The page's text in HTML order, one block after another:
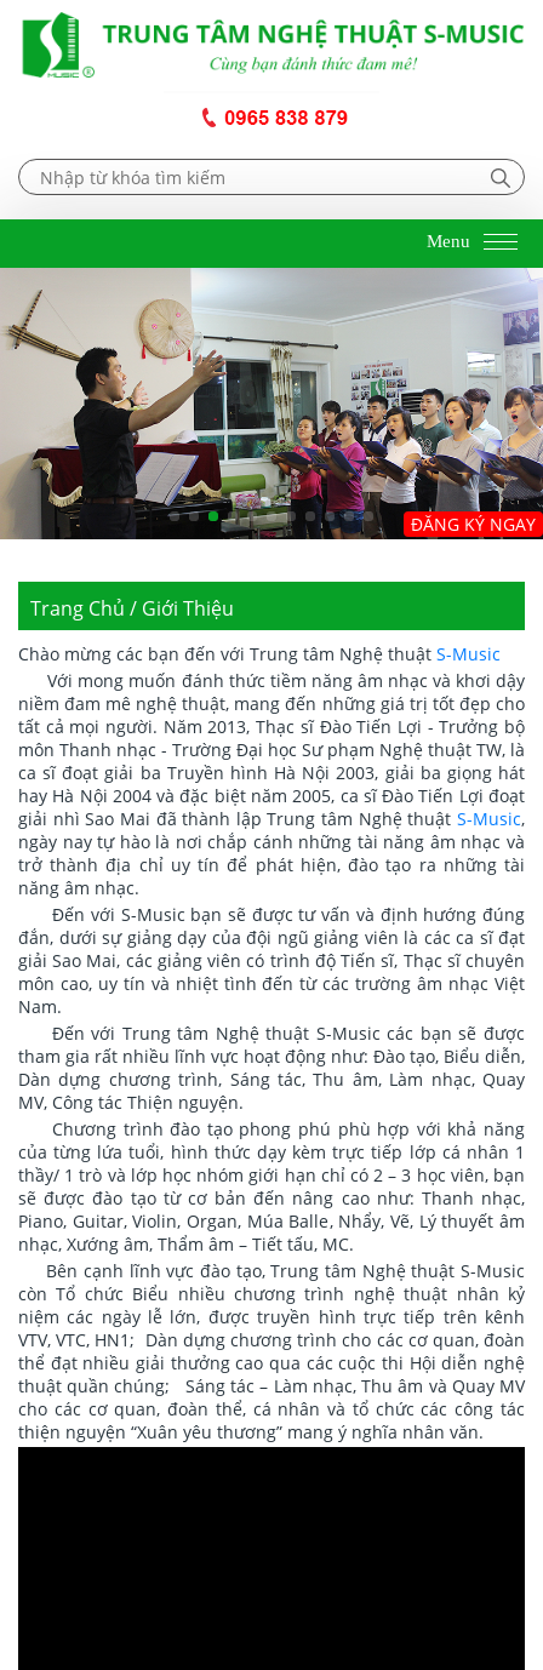
Menu
ĐĂNG KÝ NGAY
Trang Chủ / Giới Thiệu
Chào mừng các bạn đến với Trung tâm Nghệ thuật S-Music
Với mong muốn đánh thức tiềm năng âm nhạc và khơi dậy
niềm đam mê nghệ thuật, mang đến những giá trị tốt đẹp cho
tất cả mọi người. Năm 2013, Thạc sĩ Đào Tiến Lợi - Trưởng bộ
môn Thanh nhạc - Trường Đại học Sư phạm Nghệ thuật TW, là
ca sĩ đoạt giải ba Truyền hình Hà Nội 2003, giải ba giọng hát
hay Hà Nội 2004 và đặc biệt năm 2005, ca sĩ Đào Tiến Lợi đoạt
giải nhì Sao Mai đã thành lập Trung tâm Nghệ thuật S-Music,
ngày nay tự hào là nơi chắp cánh những tài năng âm nhạc và
trở thành địa chỉ uy tín để phát hiện, đào tạo ra những tài
năng âm nhạc.
Đến với S-Music bạn sẽ được tư vấn và định hướng đúng
đắn, dưới sự giảng dạy của đội ngũ giảng viên là các ca sĩ đạt
giải Sao Mai, các giảng viên có trình độ Tiến sĩ, Thạc sĩ chuyên
môn cao, uy tín và nhiệt tình đến từ các trường âm nhạc Việt
Nam.
Đến với Trung tâm Nghệ thuật S-Music các bạn sẽ được
tham gia rất nhiều lĩnh vực hoạt động như: Đào tạo, Biểu diễn,
Dàn dựng chương trình, Sáng tác, Thu âm, Làm nhạc, Quay
MV, Công tác Thiện nguyện.
Chương trình đào tạo phong phú phù hợp với khả năng
của từng lứa tuổi, hình thức dạy kèm trực tiếp lớp cá nhân 1
thầy/ 1 trò và lớp học nhóm giới hạn chỉ có 2 – 3 học viên, bạn
sẽ được đào tạo từ cơ bản đến nâng cao như: Thanh nhạc,
Piano, Guitar, Violin, Organ, Múa Balle, Nhẩy, Vẽ, Lý thuyết âm
nhạc, Xướng âm, Thẩm âm – Tiết tấu, MC.
Bên cạnh lĩnh vực đào tạo, Trung tâm Nghệ thuật S-Music
còn Tổ chức Biểu nhiều chương trình nghệ thuật nhân kỷ
niệm các ngày lễ lớn, được truyền hình trực tiếp trên kênh
VTV, VTC, HN1; Dàn dựng chương trình cho các cơ quan, đoàn
thể đạt nhiều giải thưởng cao qua các cuộc thi Hội diễn nghệ
thuật quần chúng; Sáng tác – Làm nhạc, Thu âm và Quay MV
cho các cơ quan, đoàn thể, cá nhân và tổ chức các công tác
thiện nguyện “Xuân yêu thương” mang ý nghĩa nhân văn.